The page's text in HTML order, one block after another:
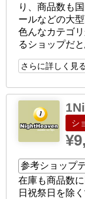
り、商品数も
ールなどの大
色んなカテゴ
るショップだと
さらに詳しく見
シ
参考ショップ
在庫も商品数
日祝祭日を除